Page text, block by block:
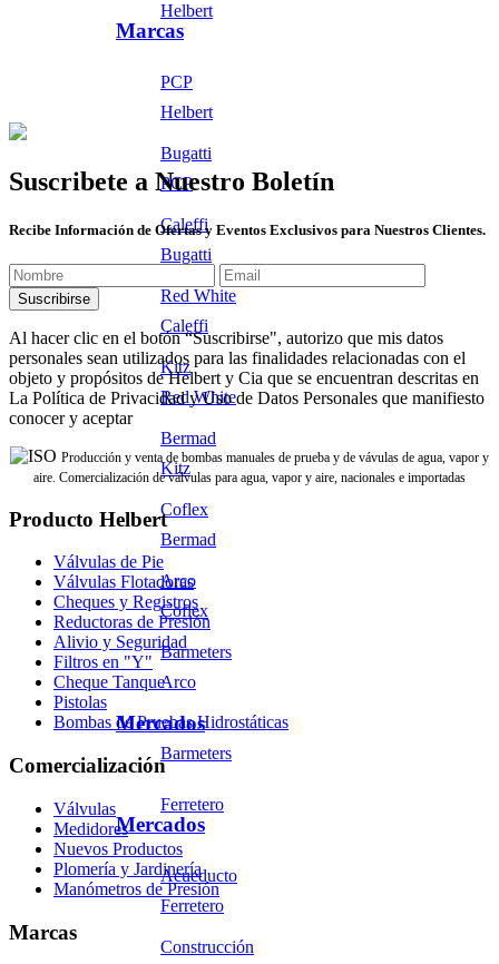
Marcas
Helbert
PCP
Bugatti
Caleffi
Red White
Kitz
Bermad
Coflex
Arco
Barmeters
Mercados
Ferretero
Helbert
PCP
Bugatti
Caleffi
Red White
Kitz
Bermad
Coflex
Arco
Barmeters
Mercados
Ferretero
Acueducto
Construcción
Suscribete a Nuestro Boletín
Recibe Información de Ofertas y Eventos Exclusivos para Nuestros Clientes.
Al hacer clic en el botón “Suscribirse", autorizo que mis datos
personales sean utilizados para las finalidades relacionadas con el
objeto y propósitos de Helbert y Cia que se encuentran descritas en
La Política de Privacidad y Uso de Datos Personales que manifiesto
conocer y aceptar
Producción y venta de bombas manuales de prueba y de vávulas de agua, vapor y
aire. Comercialización de válvulas para agua, vapor y aire, nacionales e importadas
Producto Helbert
Válvulas de Pie
Válvulas Flotadoras
Cheques y Registros
Reductoras de Presión
Alivio y Seguridad
Filtros en "Y"
Cheque Tanque
Pistolas
Bombas de Pruebas Hidrostáticas
Comercialización
Válvulas
Medidores
Nuevos Productos
Plomería y Jardinería
Manómetros de Presión
Marcas